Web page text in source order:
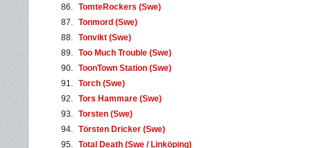
86. TomteRockers (Swe)
87. Tonmord (Swe)
88. Tonvikt (Swe)
89. Too Much Trouble (Swe)
90. ToonTown Station (Swe)
91. Torch (Swe)
92. Tors Hammare (Swe)
93. Torsten (Swe)
94. Törsten Dricker (Swe)
95. Total Death (Swe / Linköping)